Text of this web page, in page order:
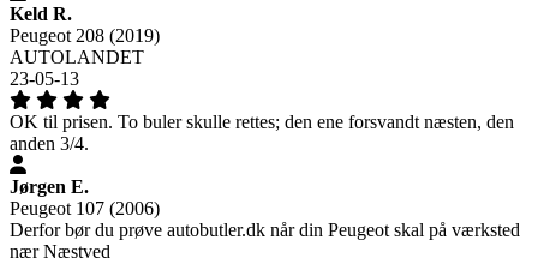
Keld R.
Peugeot 208 (2019)
AUTOLANDET
23-05-13
OK til prisen. To buler skulle rettes; den ene forsvandt næsten, den
anden 3/4.
Jørgen E.
Peugeot 107 (2006)
Derfor bør du prøve autobutler.dk når din Peugeot skal på værksted
nær Næstved